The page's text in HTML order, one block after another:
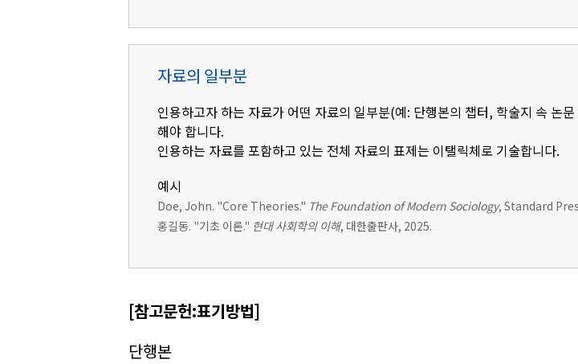
자료의 일부분
인용하고자 하는 자료가 어떤 자료의 일부분(예: 단행본의 챕터, 학술지 속 논
해야 합니다.
인용하는 자료를 포함하고 있는 전체 자료의 표제는 이탤릭체로 기술합니다.
예시
Doe, John. "Core Theories." The Foundation of Modern Sociology, Standard
홍길동. "기초 이론." 현대 사회학의 이해, 대한출판사, 2025.
[참고문헌:표기방법]
단행본